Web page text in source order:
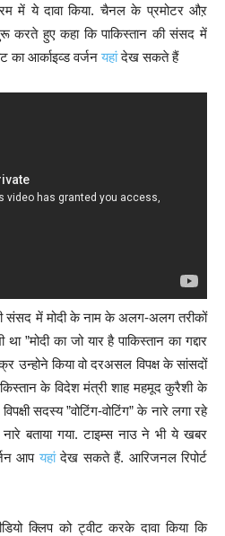
में ये दावा किया. चैनल के प्रमोटर औऱ
करते हुए कहा कि पाकिस्तान की संसद में
का आर्काइव्ड वर्जनयहांदेख सकते हैं
संसद में मोदी के नाम के अलग-अलग तरीकों
”मोदी का जो यार है पाकिस्तान का गद्दार
उन्होने किया वो दरअसल विपक्ष के सांसदों
के विदेश मंत्री शाह महमूद कुरैशी के
सदस्य ”वोटिंग-वोटिंग” के नारे लगा रहे
बताया गया. टाइम्स नाउ ने भी ये खबर
आपयहांदेख सकते हैं. आरिजनल रिपोर्ट
क्लिप को ट्वीट करके दावा किया कि